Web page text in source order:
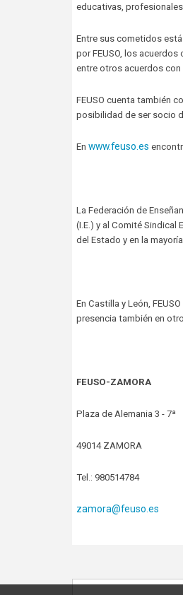
educativas,
Entre sus cometidos
por FEUSO, los acuerdos
entre otros acuerdos con
FEUSO cuenta también
posibilidad de ser socio
En www.feuso.es
La Federación de
(I.E.) y al Comité Sindical
del Estado y en la
En Castilla y León,
presencia también en
FEUSO-ZAMORA
Plaza de Alemania 3 - 7ª
49014 ZAMORA
Tel.: 980514784
zamora@feuso.es